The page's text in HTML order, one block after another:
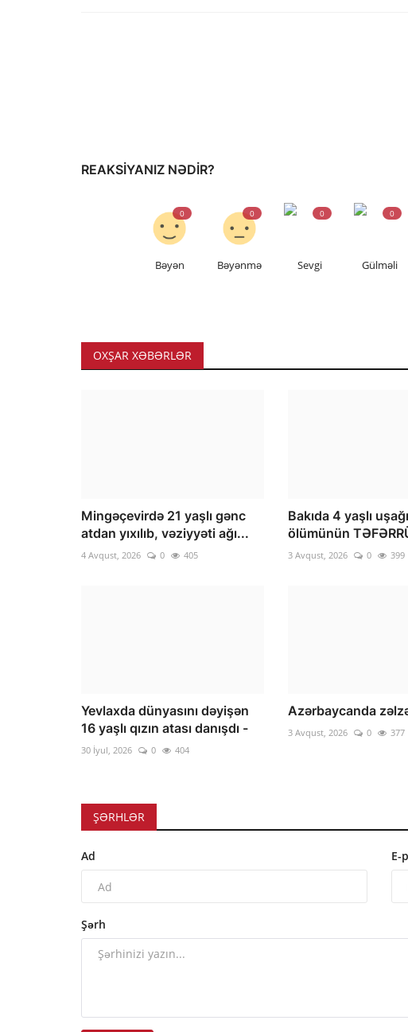
REAKSIYANIZ NƏDIR?
Bəyən
0
Bəyənmə
0
Sevgi
0
Gülməli
0
OXŞAR XƏBƏRLƏR
Mingəçevirdə 21 yaşlı gənc
atdan yıxılıb, vəziyyəti ağı...
4 Avqust, 2026 0 405
Bakıda 4 yaşlı
ölümünün
3 Avqust, 2026 0 399
Yevlaxda dünyasını dəyişən
16 yaşlı qızın atası danışdı -
30 İyul, 2026 0 404
Azərbaycanda
3 Avqust, 2026 0 377
ŞƏRHLƏR
Ad E-
Şərh